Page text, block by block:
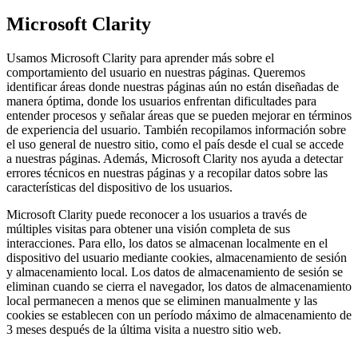
Microsoft Clarity
Usamos Microsoft Clarity para aprender más sobre el
comportamiento del usuario en nuestras páginas. Queremos
identificar áreas donde nuestras páginas aún no están diseñadas de
manera óptima, donde los usuarios enfrentan dificultades para
entender procesos y señalar áreas que se pueden mejorar en términos
de experiencia del usuario. También recopilamos información sobre
el uso general de nuestro sitio, como el país desde el cual se accede
a nuestras páginas. Además, Microsoft Clarity nos ayuda a detectar
errores técnicos en nuestras páginas y a recopilar datos sobre las
características del dispositivo de los usuarios.
Microsoft Clarity puede reconocer a los usuarios a través de
múltiples visitas para obtener una visión completa de sus
interacciones. Para ello, los datos se almacenan localmente en el
dispositivo del usuario mediante cookies, almacenamiento de sesión
y almacenamiento local. Los datos de almacenamiento de sesión se
eliminan cuando se cierra el navegador, los datos de almacenamiento
local permanecen a menos que se eliminen manualmente y las
cookies se establecen con un período máximo de almacenamiento de
3 meses después de la última visita a nuestro sitio web.